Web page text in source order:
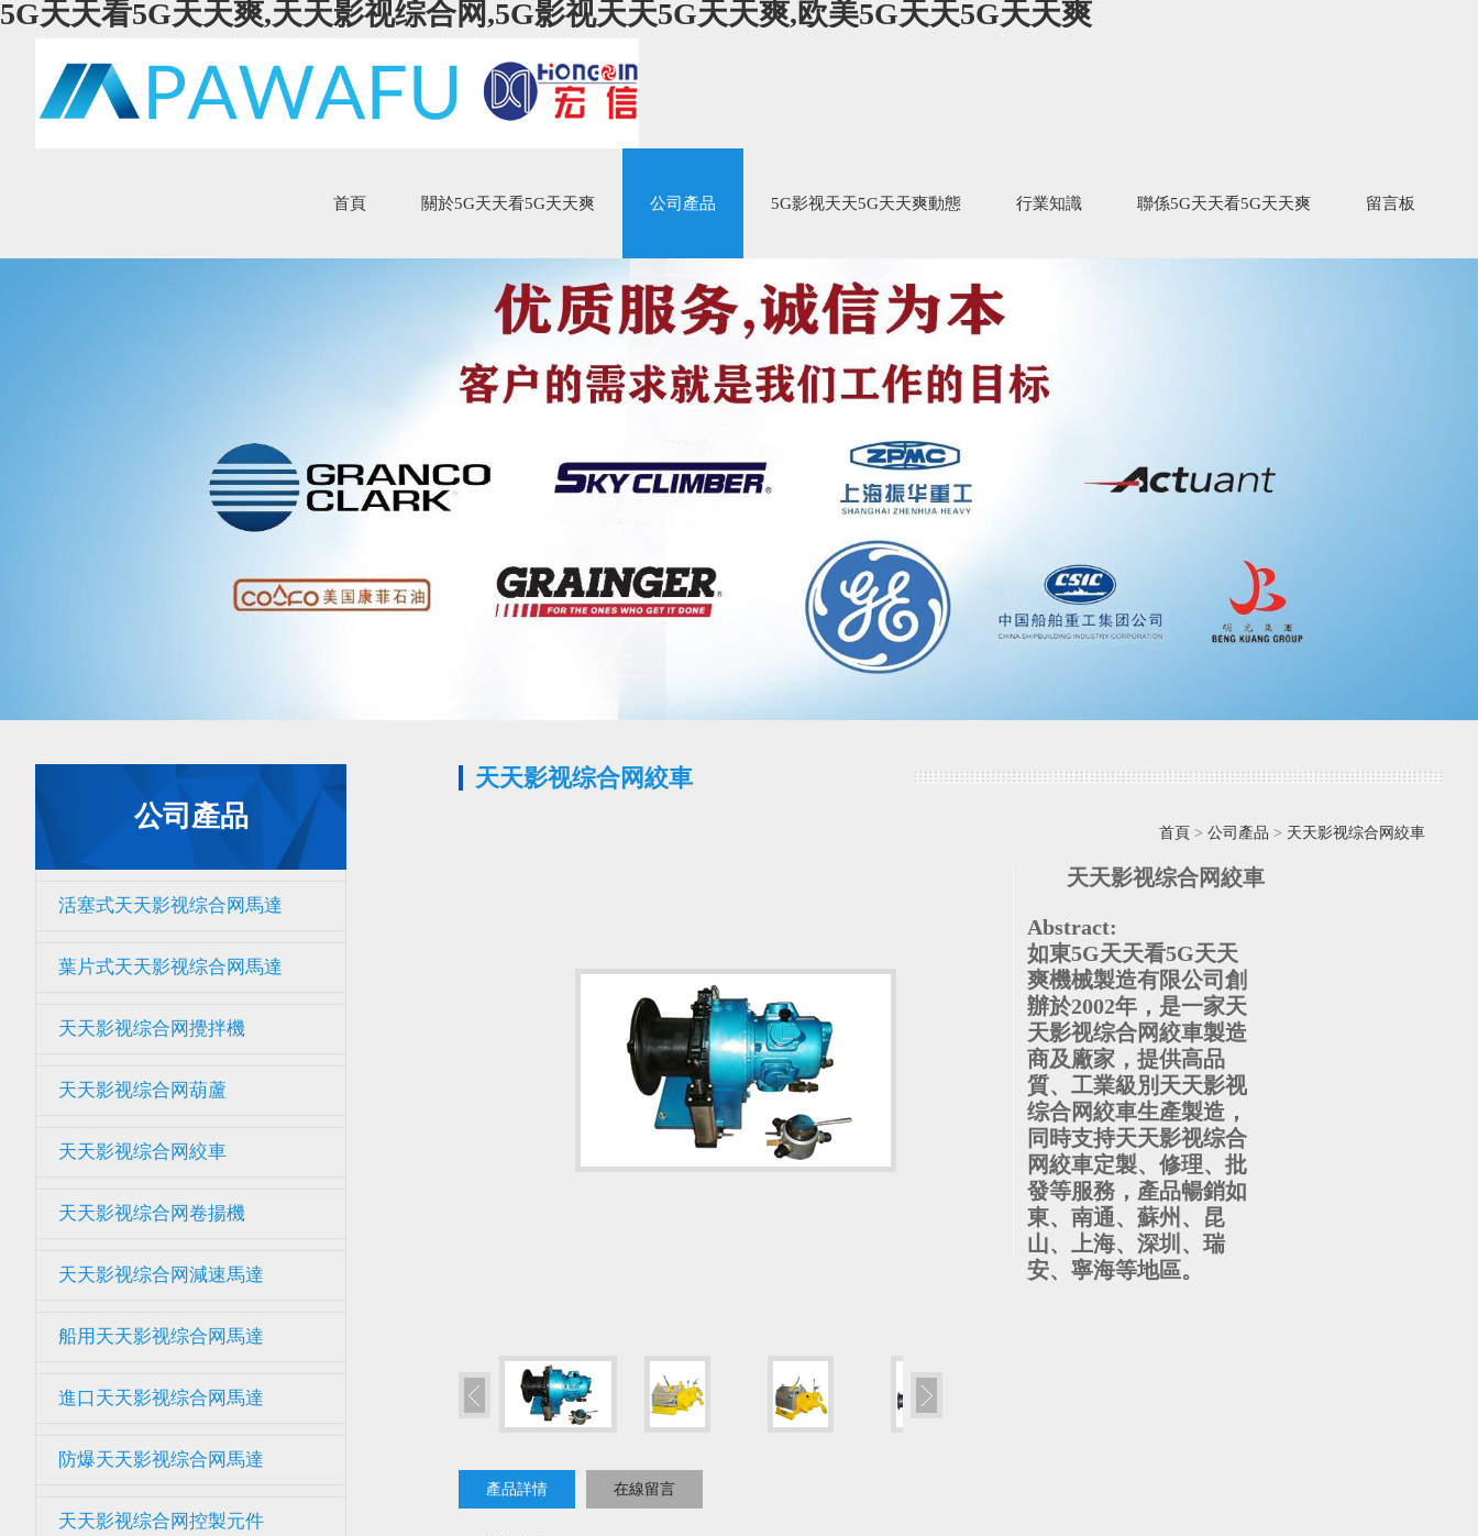
5G天天看5G天天爽,天天影视综合网,5G影视天天5G天天爽,欧美5G天天5G天天爽
首頁 關於5G天天看5G天天爽 公司產品 5G影视天天5G天天爽動態 行業知識 聯係5G天天看5G天天爽 留言板
公司產品
活塞式天天影视综合网馬達
葉片式天天影视综合网馬達
天天影视综合网攪拌機
天天影视综合网葫蘆
天天影视综合网絞車
天天影视综合网卷揚機
天天影视综合网減速馬達
船用天天影视综合网馬達
進口天天影视综合网馬達
防爆天天影视综合网馬達
天天影视综合网控製元件
天天影视综合网絞車
首頁 > 公司產品 > 天天影视综合网絞車
天天影视综合网絞車
Abstract:
如東5G天天看5G天天
爽機械製造有限公司創
辦於2002年，是一家天
天影视综合网絞車製造
商及廠家，提供高品
質、工業級別天天影视
综合网絞車生產製造，
同時支持天天影视综合
网絞車定製、修理、批
發等服務，產品暢銷如
東、南通、蘇州、昆
山、上海、深圳、瑞
安、寧海等地區。
產品詳情 在線留言